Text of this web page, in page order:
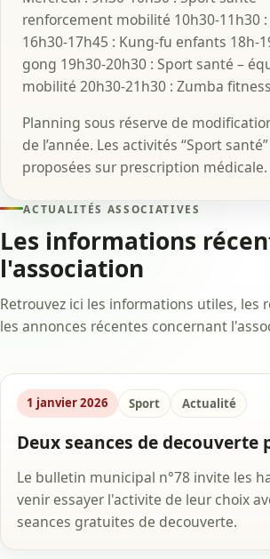
renforcement mobilité 10h30-11h30 :
16h30-17h45 : Kung-fu enfants 18h-
gong 19h30-20h30 : Sport santé –
mobilité 20h30-21h30 : Zumba fitness
Planning sous réserve de
de l’année. Les activités “Sport
proposées sur prescription médicale.
ACTUALITÉS ASSOCIATIVES
Les informations
l'association
Retrouvez ici les informations utiles, les
les annonces récentes concernant
1 janvier 2026 Sport Actualité
Deux seances de decouverte
Le bulletin municipal n°78 invite les
venir essayer l'activite de leur choix
seances gratuites de decouverte.